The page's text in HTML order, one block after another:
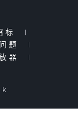
标
|
题
|
器
|